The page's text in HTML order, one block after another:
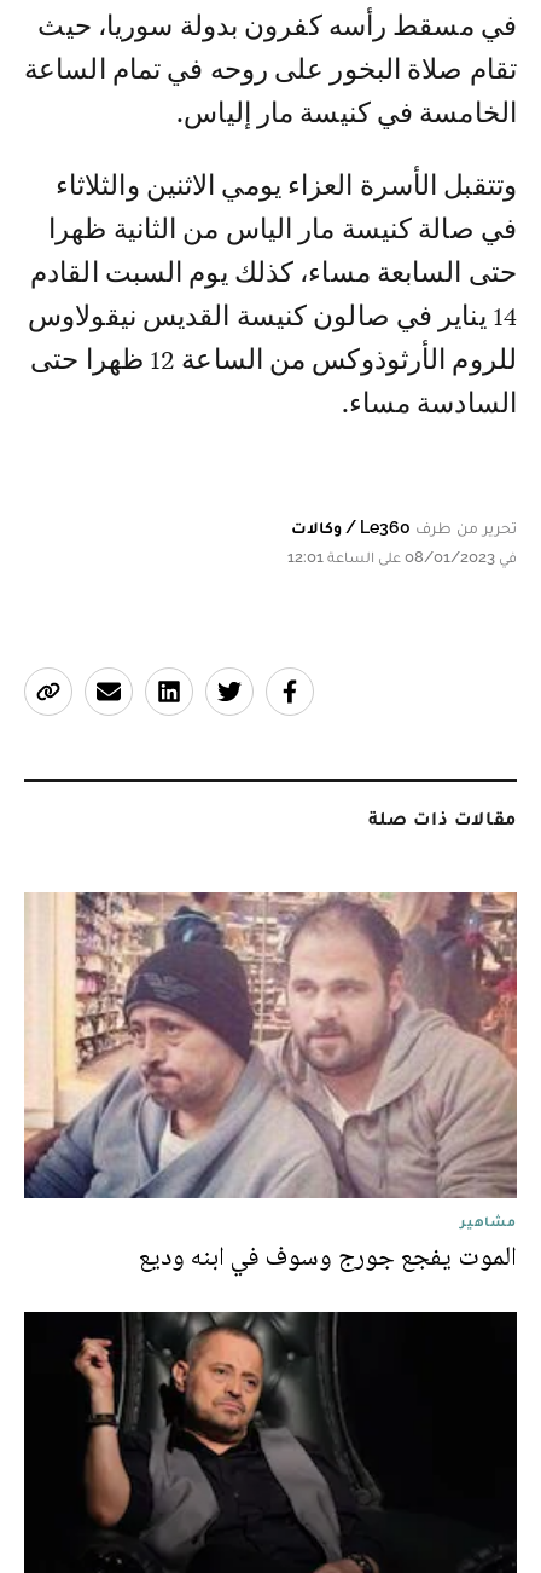
في مسقط رأسه كفرون بدولة سوريا، حيث
تقام صلاة البخور على روحه في تمام الساعة
الخامسة في كنيسة مار إلياس.
وتتقبل الأسرة العزاء يومي الاثنين والثلاثاء
في صالة كنيسة مار الياس من الثانية ظهرا
حتى السابعة مساء، كذلك يوم السبت القادم
14 يناير في صالون كنيسة القديس نيقولاوس
للروم الأرثوذوكس من الساعة 12 ظهرا حتى
السادسة مساء.
تحرير من طرف Le360 / وكالات
في 08/01/2023 على الساعة 12:01
مقالات ذات صلة
مشاهير
الموت يفجع جورج وسوف في ابنه وديع